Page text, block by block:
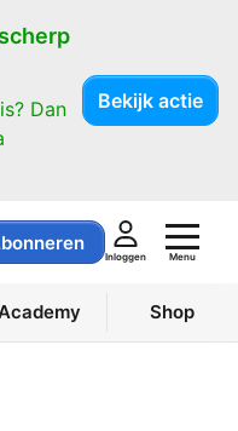
Dan
Bekijk actie
Inloggen Menu
Shop